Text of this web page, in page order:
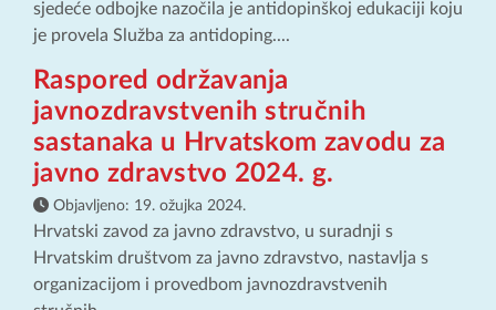
sjedeće odbojke nazočila je antidopinškoj edukaciji koju
je provela Služba za antidoping....
Raspored održavanja
javnozdravstvenih stručnih
sastanaka u Hrvatskom zavodu za
javno zdravstvo 2024. g.
Objavljeno: 19. ožujka 2024.
Hrvatski zavod za javno zdravstvo, u suradnji s
Hrvatskim društvom za javno zdravstvo, nastavlja s
organizacijom i provedbom javnozdravstvenih